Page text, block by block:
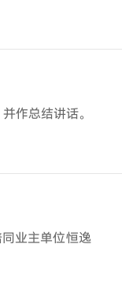
作总结讲话。
业主单位恒逸